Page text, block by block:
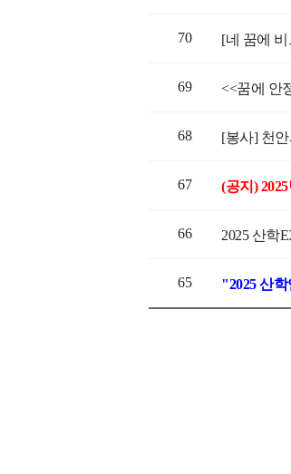
70 [네 꿈에
69 <<꿈에 안
68 [봉사] 천
67
66 2025 산학
65 "2025 산